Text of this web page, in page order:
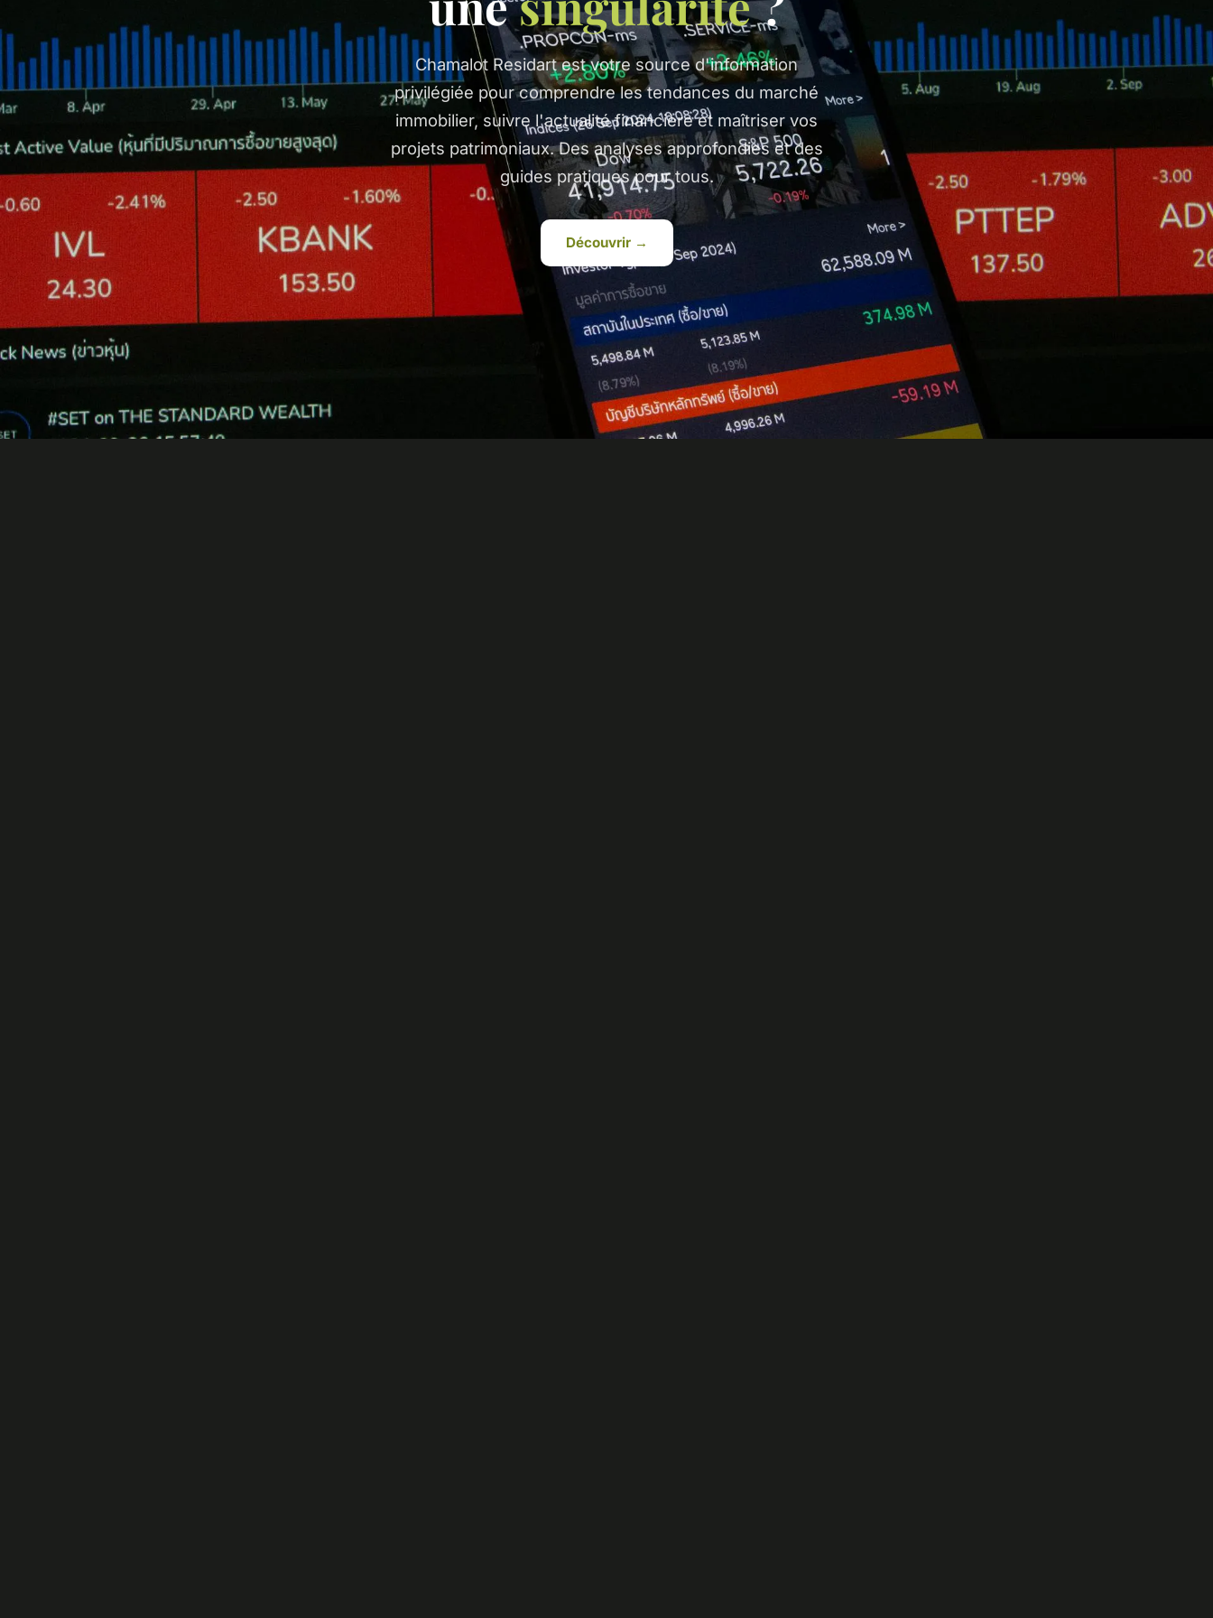
Chamalot Residart est votre source d'information
privilégiée pour comprendre les tendances du marché
immobilier, suivre l'actualité financière et maîtriser vos
projets patrimoniaux. Des analyses approfondies et des
guides pratiques pour tous.
Découvrir →